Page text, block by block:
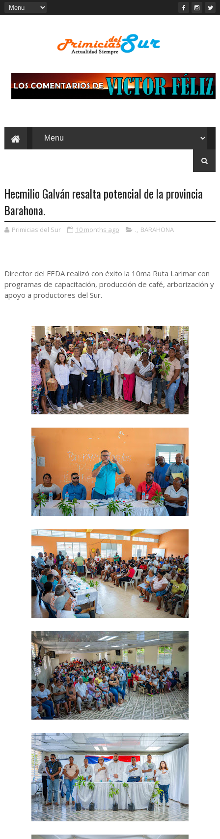
Hecmilio Galván resalta potencial de la provincia
Barahona.
Primicias del Sur 10 months ago ., BARAHONA
Director del FEDA realizó con éxito la 10ma Ruta Larimar con
programas de capacitación, producción de café, arborización y
apoyo a productores del Sur.